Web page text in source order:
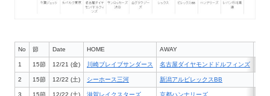
No 節 Date HOME AWAY
1 15節 12/21 (金) 川崎ブレイブサンダース 名古屋ダイヤモンドドルフィンズ
2 15節 12/22 (土) シーホース三河 新潟アルビレックスBB